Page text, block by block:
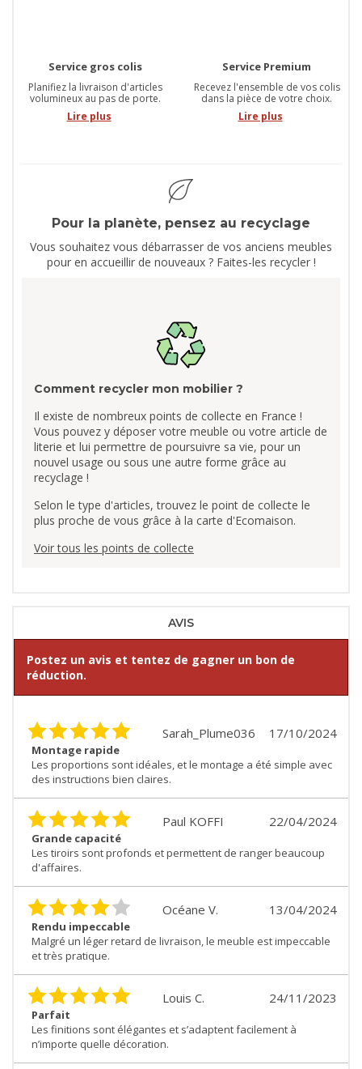
Service gros colis
Planifiez la livraison d'articles
volumineux au pas de porte.
Lire plus
Service Premium
Recevez l'ensemble de vos colis
dans la pièce de votre choix.
Lire plus
Pour la planète, pensez au recyclage
Vous souhaitez vous débarrasser de vos anciens meubles
pour en accueillir de nouveaux ? Faites-les recycler !
Comment recycler mon mobilier ?
Il existe de nombreux points de collecte en France !
Vous pouvez y déposer votre meuble ou votre article de
literie et lui permettre de poursuivre sa vie, pour un
nouvel usage ou sous une autre forme grâce au
recyclage !
Selon le type d'articles, trouvez le point de collecte le
plus proche de vous grâce à la carte d'Ecomaison.
Voir tous les points de collecte
AVIS
Postez un avis et tentez de gagner un bon de
réduction.
17/10/2024
Sarah_Plume036
Montage rapide
Les proportions sont idéales, et le montage a été simple avec
des instructions bien claires.
22/04/2024
Paul KOFFI
Grande capacité
Les tiroirs sont profonds et permettent de ranger beaucoup
d'affaires.
13/04/2024
Océane V.
Rendu impeccable
Malgré un léger retard de livraison, le meuble est impeccable
et très pratique.
24/11/2023
Louis C.
Parfait
Les finitions sont élégantes et s’adaptent facilement à
n’importe quelle décoration.